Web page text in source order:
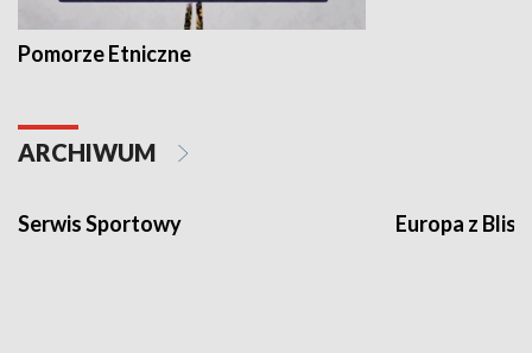
Pomorze Etniczne
ARCHIWUM
Serwis Sportowy Europa z